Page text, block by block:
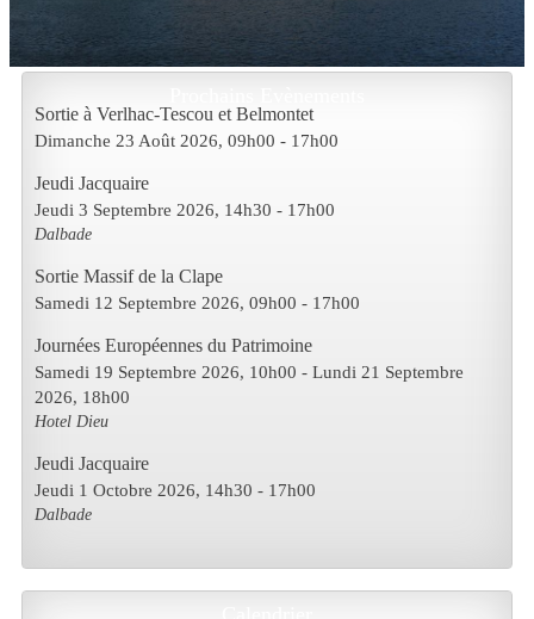
Sortie à Verlhac-Tescou et Belmontet
Dimanche 23 Août 2026, 09h00 - 17h00
Jeudi Jacquaire
Jeudi 3 Septembre 2026, 14h30 - 17h00
Dalbade
Sortie Massif de la Clape
Samedi 12 Septembre 2026, 09h00 - 17h00
Journées Européennes du Patrimoine
Samedi 19 Septembre 2026, 10h00 - Lundi 21 Septembre
2026, 18h00
Hotel Dieu
Jeudi Jacquaire
Jeudi 1 Octobre 2026, 14h30 - 17h00
Dalbade